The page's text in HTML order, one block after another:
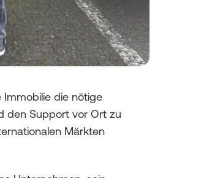
die nötige
den Support vor Ort zu
Märkten